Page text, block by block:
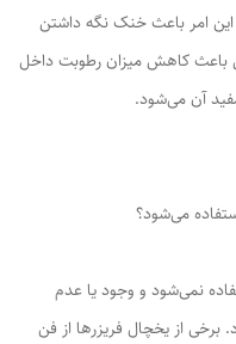
این امر باعث خنک نگه داشتن
باعث کاهش میزان رطوبت داخل
آن می‌شود.
می‌شود؟
نمی‌شود و وجود یا عدم
برخی از یخچال فریزرها از فن